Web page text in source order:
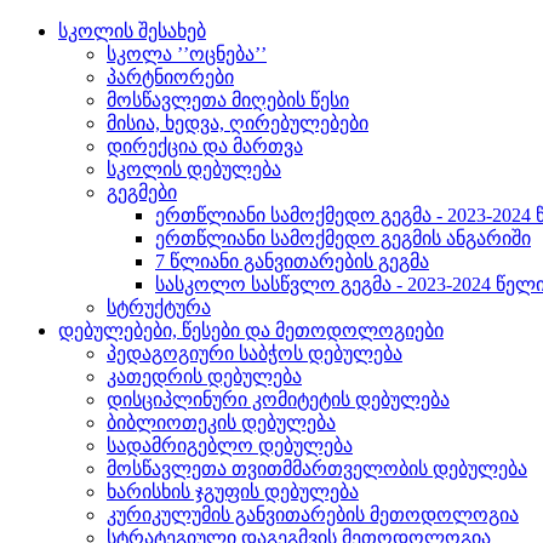
სკოლის შესახებ
სკოლა ’’ოცნება’’
პარტნიორები
მოსწავლეთა მიღების წესი
მისია, ხედვა, ღირებულებები
დირექცია და მართვა
სკოლის დებულება
გეგმები
ერთწლიანი სამოქმედო გეგმა - 2023-2024
ერთწლიანი სამოქმედო გეგმის ანგარიში
7 წლიანი განვითარების გეგმა
სასკოლო სასწვლო გეგმა - 2023-2024
სტრუქტურა
დებულებები, წესები და მეთოდოლოგიები
პედაგოგიური საბჭოს დებულება
კათედრის დებულება
დისციპლინური კომიტეტის დებულება
ბიბლიოთეკის დებულება
სადამრიგებლო დებულება
მოსწავლეთა თვითმმართველობის დებულება
ხარისხის ჯგუფის დებულება
კურიკულუმის განვითარების მეთოდოლოგია
სტრატეგიული დაგეგმვის მეთოდოლოგია